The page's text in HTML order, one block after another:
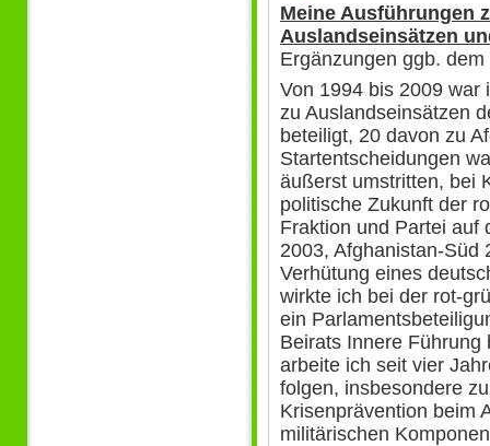
Meine Ausführungen
Auslandseinsätzen
Ergänzungen ggb.
Von 1994 bis 2009 war
zu Auslandseinsätzen
beteiligt, 20 davon zu
Startentscheidungen
äußerst umstritten, bei
politische Zukunft der
Fraktion und Partei auf
2003, Afghanistan-Süd
Verhütung eines
wirkte ich bei der rot-
ein
Beirats Innere Führung
arbeite ich seit vier
folgen, insbesondere
Krisenprävention beim
militärischen